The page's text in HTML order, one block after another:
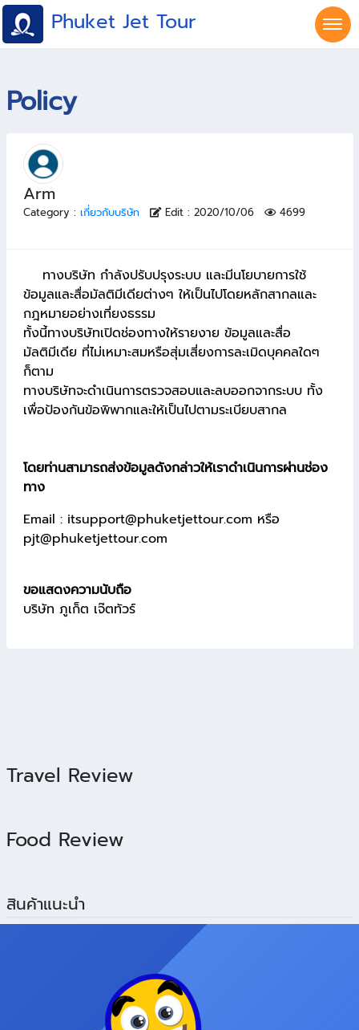
Phuket Jet Tour
Policy
Arm
Category : เกี่ยวกับบริษัท Edit : 2020/10/06 4699
ทางบริษัท กำลังปรับปรุงระบบ และมีนโยบายการใช้
ข้อมูลและสื่อมัลติมีเดียต่างๆ ให้เป็นไปโดยหลักสากลและ
กฎหมายอย่างเที่ยงธรรม
ทั้งนี้ทางบริษัทเปิดช่องทางให้รายงาย ข้อมูลและสื่อ
มัลติมีเดีย ที่ไม่เหมาะสมหรือสุ่มเสี่ยงการละเมิดบุคคลใดๆ
ก็ตาม
ทางบริษัทจะดำเนินการตรวจสอบและลบออกจากระบบ ทั้ง
เพื่อป้องกันข้อพิพากและให้เป็นไปตามระเบียบสากล
โดยท่านสามารถส่งข้อมูลดังกล่าวให้เราดำเนินการผ่านช่อง
ทาง
Email : itsupport@phuketjettour.com หรือ
pjt@phuketjettour.com
ขอแสดงความนับถือ
บริษัท ภูเก็ต เจ๊ตทัวร์
Travel Review
Food Review
สินค้าแนะนำ